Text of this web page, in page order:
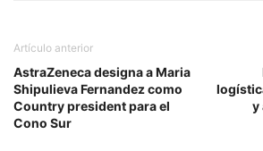
Artículo anterior
AstraZeneca designa a Maria
Shipulieva Fernandez como
Country president para el
Cono Sur
y